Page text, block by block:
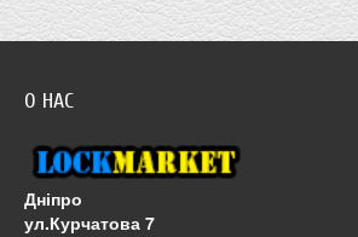
О НАС
Дніпро
ул.Курчатова 7